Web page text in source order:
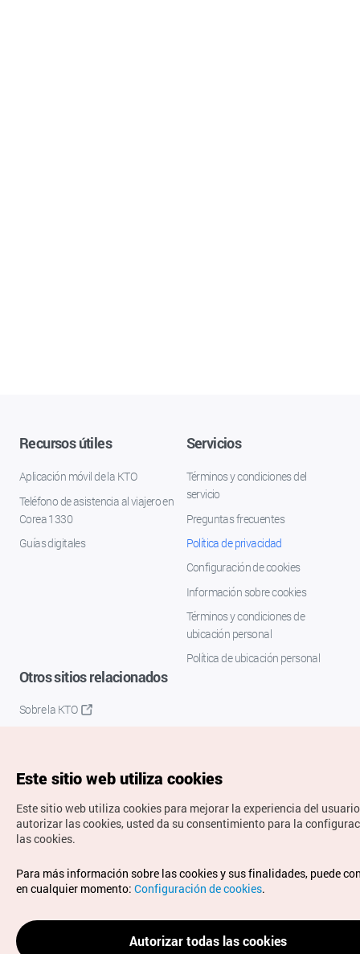
Recursos útiles
Aplicación móvil de la KTO
Teléfono de asistencia al viajero en
Corea 1330
Guías digitales
Servicios
Términos y condiciones del
servicio
Preguntas frecuentes
Política de privacidad
Configuración de cookies
Información sobre cookies
Términos y condiciones de
ubicación personal
Política de ubicación personal
Otros sitios relacionados
Sobre la KTO
Copyrights © Organización de Turismo de Corea. Todos los
derechos reservados.
Para informes de errores y cuestiones relacionadas con el
sitio web, dirija sus consultas al correoelectrónico oficial:
spanish@knto.or.kr
Este sitio web utiliza cookies
Este sitio web utiliza cookies para mejorar la experiencia del
autorizar las cookies, usted da su consentimiento para la
las cookies.
Para más información sobre las cookies y sus finalidades, puede
en cualquier momento: Configuración de cookies.
Autorizar todas las cookies